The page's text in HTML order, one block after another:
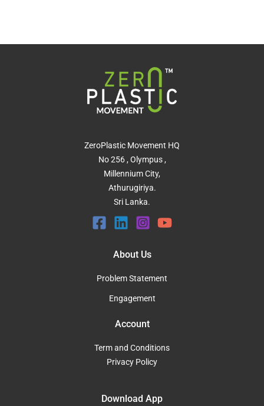
ZeroPlastic Movement HQ
No 256 , Olympus ,
Millennium City,
Athurugiriya.
Sri Lanka.
About Us
Problem Statement
Engagement
Account
Term and Conditions
Privacy Policy
Download App